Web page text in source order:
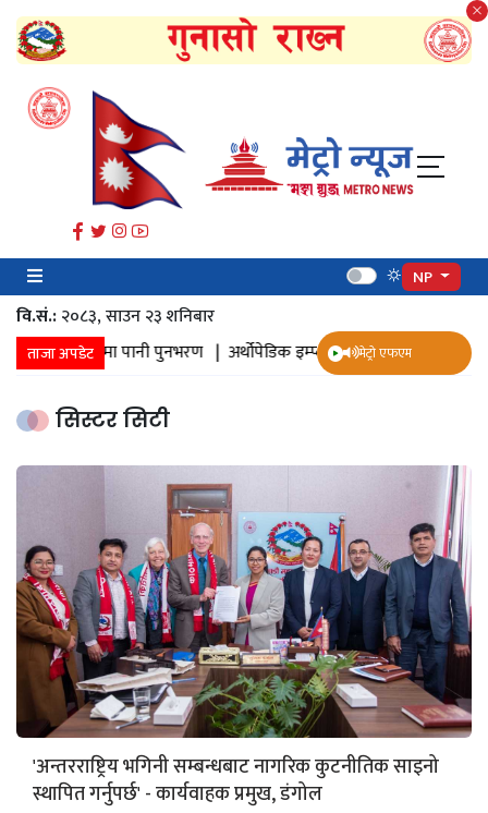
NP
वि.सं.:२०८३, साउन २३ शनिबार
ताजा अपडेट
|जमिनमा पानी पुनभरण | अर्थोपेडिक इम्प्लान्ट |ज्येष्ठ नागरिक
मेट्रो एफएम
सिस्टर सिटी
'अन्तरराष्ट्रिय भगिनी सम्बन्धबाट नागरिक कुटनीतिक साइनो
स्थापित गर्नुपर्छ' - कार्यवाहक प्रमुख, डंगोल